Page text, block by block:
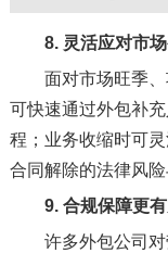
8. 灵活应对市
面对市场旺季
可快速通过外包补
程；业务收缩时可
合同解除的法律风险
9. 合规保障更
许多外包公司